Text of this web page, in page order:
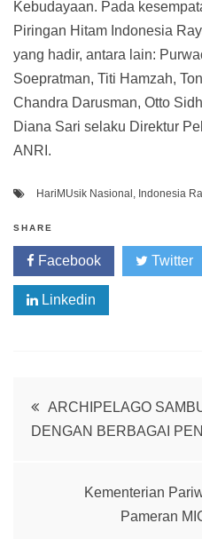
Kebudayaan. Pada
Piringan Hitam Indonesia
yang hadir, antara lain:
Soepratman, Titi Hamzah,
Chandra Darusman, Otto
Diana Sari selaku Direktur
ANRI.
HariMUsik Nasional , Indonesia
SHARE
Facebook Twitter
Linkedin
Post
ARCHIPELAGO
DENGAN BERBAGAI
Kementerian
Pameran